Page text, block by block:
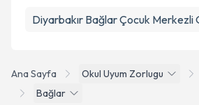
Ana Sayfa Okul Uyum Zorlugu
Bağlar
Diyarbakır Bağlar Çocuk Merkezli